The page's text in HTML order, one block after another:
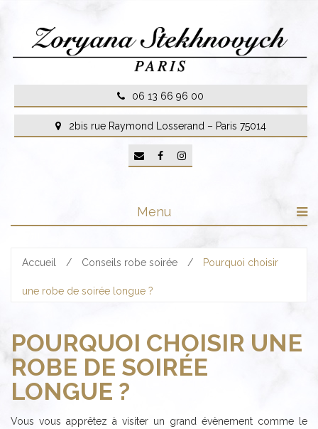
content
06 13 66 96 00
2bis rue Raymond Losserand – Paris 75014
Menu
Accueil / Conseils robe soirée / Pourquoi choisir
une robe de soirée longue ?
POURQUOI CHOISIR UNE
ROBE DE SOIRÉE
LONGUE ?
Vous vous apprêtez à visiter un grand évènement comme le